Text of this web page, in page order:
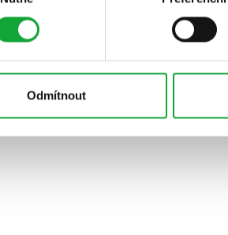
Odmítnout